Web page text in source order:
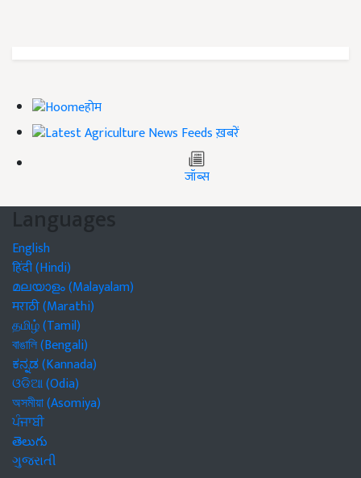
होम
ख़बरें
जॉब्स
Languages
English
हिंदी (Hindi)
മലയാളം (Malayalam)
मराठी (Marathi)
தமிழ் (Tamil)
বাঙালি (Bengali)
ಕನ್ನಡ (Kannada)
ଓଡିଆ (Odia)
অসমীয়া (Asomiya)
ਪੰਜਾਬੀ
తెలుగు
ગુજરાતી